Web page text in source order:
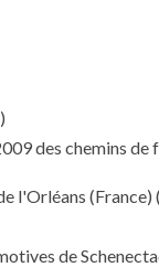
des chemins de
l'Orléans (France)
de